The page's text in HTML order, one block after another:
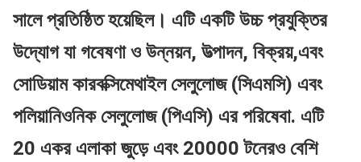
সালে প্রতিষ্ঠিত হয়েছিল। এটি একটি উচ্চ প্রযুক্তির
উদ্যোগ যা গবেষণা ও উন্নয়ন, উত্পাদন, বিক্রয়,এবং
সোডিয়াম কারবক্সিমেথাইল সেলুলোজ (সিএমসি) এবং
পলিয়ানিওনিক সেলুলোজ (পিএসি) এর পরিষেবা. এটি
20 একর এলাকা জুড়ে এবং 20000 টনেরও বেশি